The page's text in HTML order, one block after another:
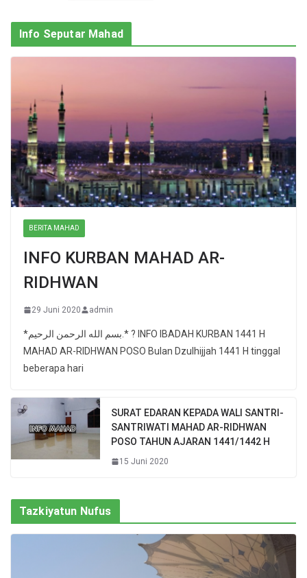
Info Seputar Mahad
BERITA MAHAD
INFO KURBAN MAHAD AR-
RIDHWAN
29 Juni 2020 admin
*بسم الله الرحمن الرحيم.* ? INFO IBADAH KURBAN 1441 H
MAHAD AR-RIDHWAN POSO Bulan Dzulhijjah 1441 H tinggal
beberapa hari
SURAT EDARAN KEPADA WALI SANTRI-
SANTRIWATI MAHAD AR-RIDHWAN
POSO TAHUN AJARAN 1441/1442 H
15 Juni 2020
Tazkiyatun Nufus